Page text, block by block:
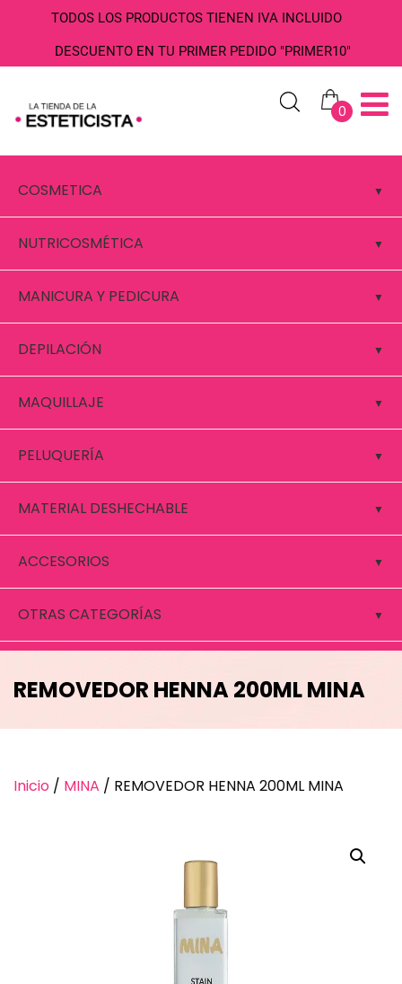
TODOS LOS PRODUCTOS TIENEN IVA INCLUIDO
DESCUENTO EN TU PRIMER PEDIDO "PRIMER10"
0
COSMETICA
NUTRICOSMÉTICA
MANICURA Y PEDICURA
DEPILACIÓN
MAQUILLAJE
PELUQUERÍA
MATERIAL DESHECHABLE
ACCESORIOS
OTRAS CATEGORÍAS
REMOVEDOR HENNA 200ML MINA
Inicio / MINA / REMOVEDOR HENNA 200ML MINA